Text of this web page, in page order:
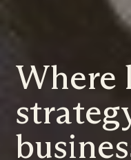
Where